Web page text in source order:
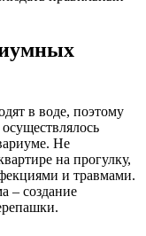
в воде, поэтому
Не
на прогулку,
и травмами.
– создание